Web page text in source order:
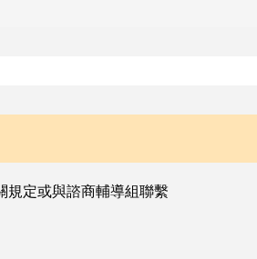
規定或與諮商輔導組聯繫